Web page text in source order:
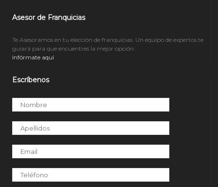
Asesor de Franquicias
Te Asesoramos en tu elección de franquicias. Un equipo de expertos te
guiará para que encuentres la mejor opción.
Infórmate aquí
Escríbenos